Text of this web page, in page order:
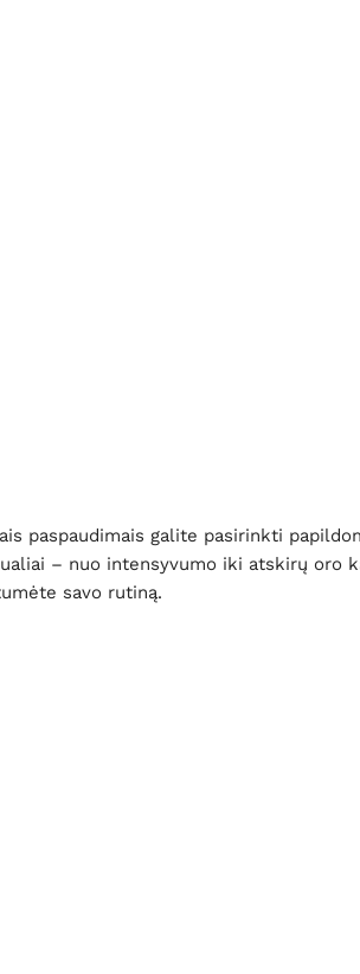
paspaudimais galite pasirinkti
– nuo ​​intensyvumo iki atskirų oro
savo rutiną.